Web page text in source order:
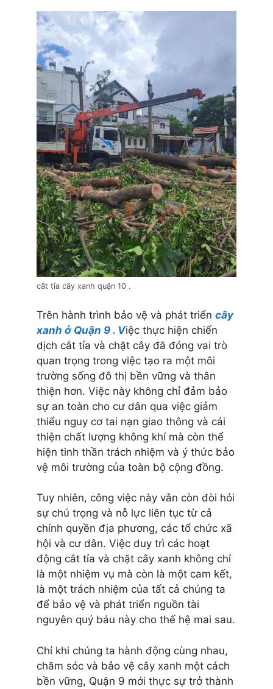
cắt tỉa cây xanh quận 10 .
Trên hành trình bảo vệ và phát triển cây
xanh ở Quận 9 . Việc thực hiện chiến
dịch cắt tỉa và chặt cây đã đóng vai trò
quan trọng trong việc tạo ra một môi
trường sống đô thị bền vững và thân
thiện hơn. Việc này không chỉ đảm bảo
sự an toàn cho cư dân qua việc giảm
thiểu nguy cơ tai nạn giao thông và cải
thiện chất lượng không khí mà còn thể
hiện tinh thần trách nhiệm và ý thức bảo
vệ môi trường của toàn bộ cộng đồng.
Tuy nhiên, công việc này vẫn còn đòi hỏi
sự chú trọng và nỗ lực liên tục từ cả
chính quyền địa phương, các tổ chức xã
hội và cư dân. Việc duy trì các hoạt
động cắt tỉa và chặt cây xanh không chỉ
là một nhiệm vụ mà còn là một cam kết,
là một trách nhiệm của tất cả chúng ta
để bảo vệ và phát triển nguồn tài
nguyên quý báu này cho thế hệ mai sau.
Chỉ khi chúng ta hành động cùng nhau,
chăm sóc và bảo vệ cây xanh một cách
bền vững, Quận 9 mới thực sự trở thành